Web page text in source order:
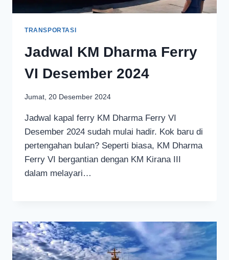
TRANSPORTASI
Jadwal KM Dharma Ferry
VI Desember 2024
Jumat, 20 Desember 2024
Jadwal kapal ferry KM Dharma Ferry VI
Desember 2024 sudah mulai hadir. Kok baru di
pertengahan bulan? Seperti biasa, KM Dharma
Ferry VI bergantian dengan KM Kirana III
dalam melayari…